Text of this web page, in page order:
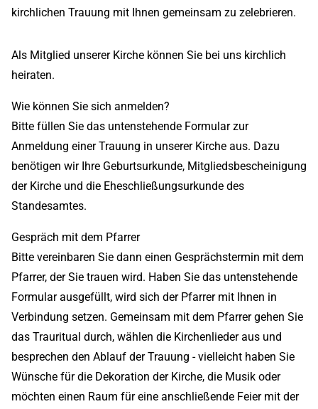
kirchlichen Trauung mit Ihnen gemeinsam zu zelebrieren.
Als Mitglied unserer Kirche können Sie bei uns kirchlich
heiraten.
Wie können Sie sich anmelden?
Bitte füllen Sie das untenstehende Formular zur
Anmeldung einer Trauung in unserer Kirche aus. Dazu
benötigen wir Ihre Geburtsurkunde, Mitgliedsbescheinigung
der Kirche und die Eheschließungsurkunde des
Standesamtes.
Gespräch mit dem Pfarrer
Bitte vereinbaren Sie dann einen Gesprächstermin mit dem
Pfarrer, der Sie trauen wird. Haben Sie das untenstehende
Formular ausgefüllt, wird sich der Pfarrer mit Ihnen in
Verbindung setzen. Gemeinsam mit dem Pfarrer gehen Sie
das Trauritual durch, wählen die Kirchenlieder aus und
besprechen den Ablauf der Trauung - vielleicht haben Sie
Wünsche für die Dekoration der Kirche, die Musik oder
möchten einen Raum für eine anschließende Feier mit der